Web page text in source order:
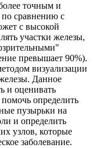
точным и
сравнению с
с высокой
участки железы,
превышает 90%).
визуализации
Данное
и оценивать
определить
пузырьки на
и определить
узлов, которые
заболевание.